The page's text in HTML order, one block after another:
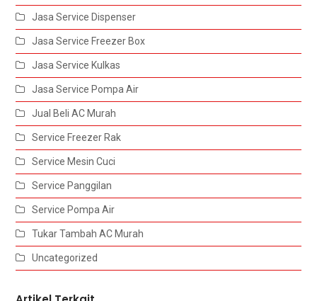
Jasa Service Dispenser
Jasa Service Freezer Box
Jasa Service Kulkas
Jasa Service Pompa Air
Jual Beli AC Murah
Service Freezer Rak
Service Mesin Cuci
Service Panggilan
Service Pompa Air
Tukar Tambah AC Murah
Uncategorized